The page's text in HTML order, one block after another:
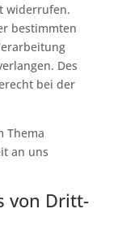
widerrufen.
bestimmten
Des
bei der
Thema
an uns
von Dritt­